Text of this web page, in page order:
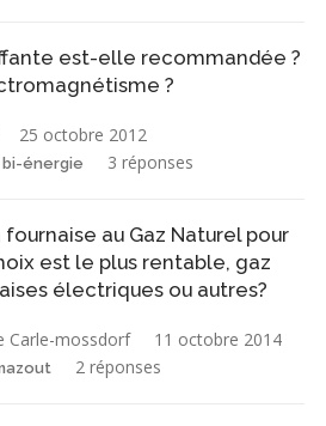
est-elle recommandée ?
?
25 octobre 2012
énergie 3 réponses
au Gaz Naturel pour
est le plus rentable, gaz
électriques ou autres?
Carle-mossdorf 11 octobre 2014
2 réponses